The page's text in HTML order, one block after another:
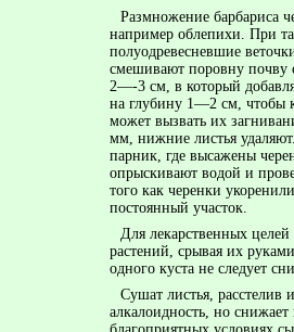
Размножение барбариса
например облепихи. При
полуодревесневшие
смешивают поровну почву
2—-3 см, в который
на глубину 1—2 см, чтобы
может вызвать их
мм, нижние листья
парник, где высажены
оп­рыскивают водой и
того как черенки
постоянный участок.
Для лекарственных
растений, срывая их
одного куста не следует
Сушат листья,
алкалоидность, но